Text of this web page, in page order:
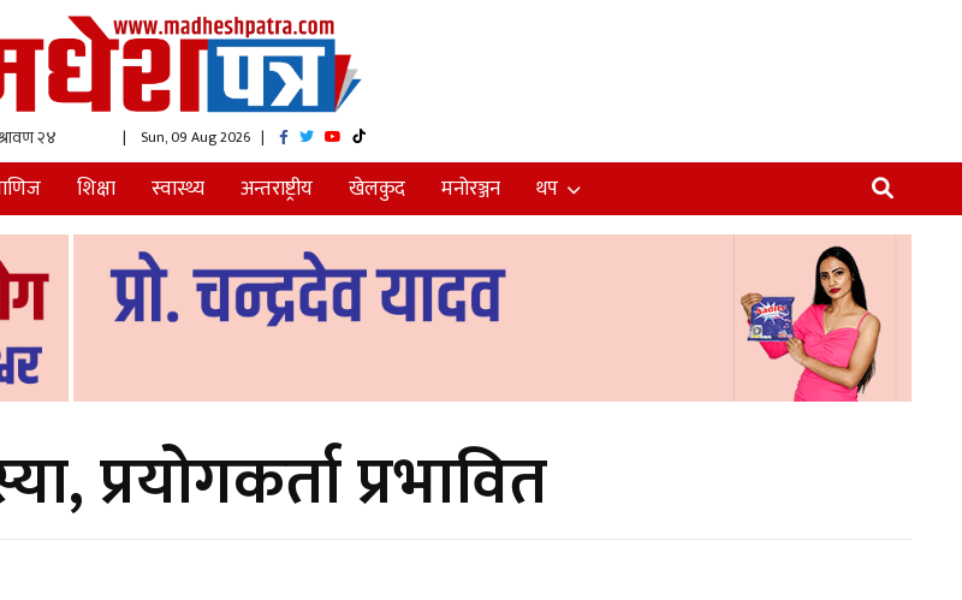
| Sun, 09 Aug 2026 |
शिक्षा स्वास्थ्य अन्तराष्ट्रीय खेलकुद मनोरञ्जन थप
प्रभावित